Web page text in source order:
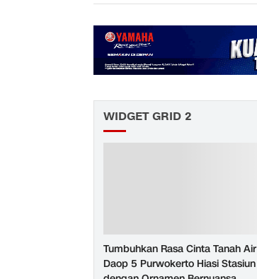
WIDGET GRID 2
Tumbuhkan Rasa Cinta Tanah Air
Daop 5 Purwokerto Hiasi Stasiun